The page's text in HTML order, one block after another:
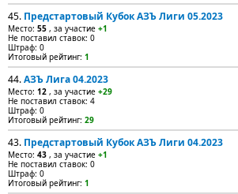
45. Предстартовый Кубок АЗЪ Лиги 05.2023
Место: 55 , за участие +1
Не поставил ставок: 0
Штраф: 0
Итоговый рейтинг: 1
44.АЗЪ Лига 04.2023
Место: 12 , за участие +29
Не поставил ставок: 4
Штраф: 0
Итоговый рейтинг: 29
43. Предстартовый Кубок АЗЪ Лиги 04.2023
Место: 43 , за участие +1
Не поставил ставок: 0
Штраф: 0
Итоговый рейтинг: 1